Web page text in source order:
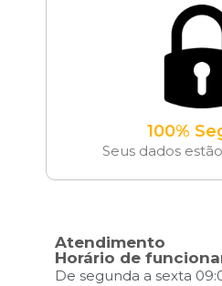
100%
Seus dados
Atendimento
Horário de
De segunda a sexta